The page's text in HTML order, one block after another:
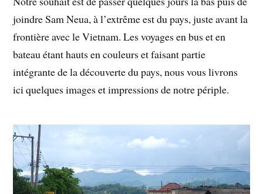
joindre Sam Neua, à l’extrême est du pays, juste avant la
frontière avec le Vietnam. Les voyages en bus et en
bateau étant hauts en couleurs et faisant partie
intégrante de la découverte du pays, nous vous livrons
ici quelques images et impressions de notre périple.